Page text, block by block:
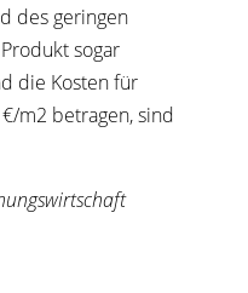
des geringen
sogar
die Kosten für
m2 betragen, sind